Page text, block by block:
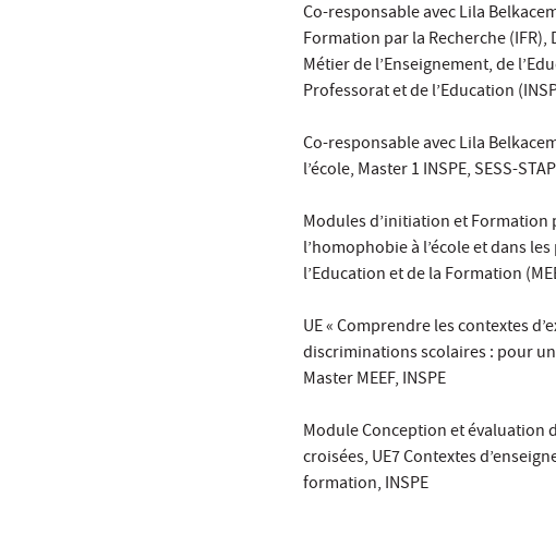
Co-responsable avec Lila
Formation par la Recherche
Métier de l’Enseignement, de
Professorat et de l’Education
Co-responsable avec Lila
l’école, Master 1 INSPE, SESS-
Modules d’initiation et Formation
l’homophobie à l’école et dans
l’Education et de la Formation
UE « Comprendre les contextes
discriminations scolaires : pour
Master MEEF, INSPE
Module Conception et
croisées, UE7 Contextes
formation, INSPE